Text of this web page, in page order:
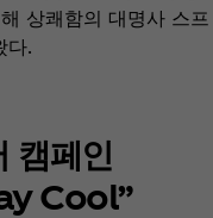
상쾌함의 대명사 스프
다.
캠페인
Cool”